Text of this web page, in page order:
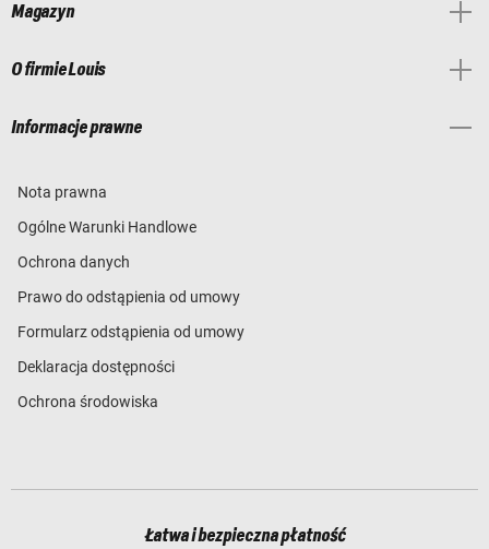
Magazyn
O firmie Louis
Informacje prawne
Nota prawna
Ogólne Warunki Handlowe
Ochrona danych
Prawo do odstąpienia od umowy
Formularz odstąpienia od umowy
Deklaracja dostępności
Ochrona środowiska
Łatwa i bezpieczna płatność